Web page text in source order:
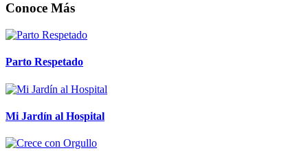
Conoce Más
Parto Respetado
Mi Jardín al Hospital